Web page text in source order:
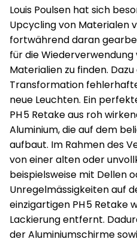
Louis Poulsen hat sich
Upcycling von Materialen
fortwährend daran
für die
Materialien zu finden.
Transformation
neue Leuchten. Ein
PH 5 Retake aus roh
Aluminium, die auf dem
aufbaut. Im Rahmen des
von einer alten oder
beispielsweise mit Dellen
Unregelmässigkeiten auf
einzigartigen PH 5 Retake
Lackierung entfernt.
der Aluminiumschirme